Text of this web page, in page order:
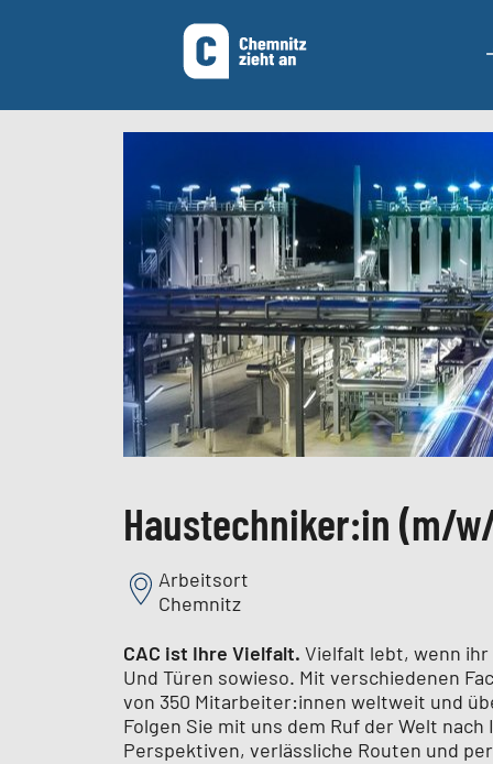
Haustechniker:in (m/
Arbeitsort
Chemnitz
CAC ist Ihre Vielfalt. Vielfalt lebt, wenn ihr
Und Türen sowieso. Mit verschiedenen
von 350 Mitarbeiter:innen weltweit und
Folgen Sie mit uns dem Ruf der Welt
Perspektiven, verlässliche Routen und